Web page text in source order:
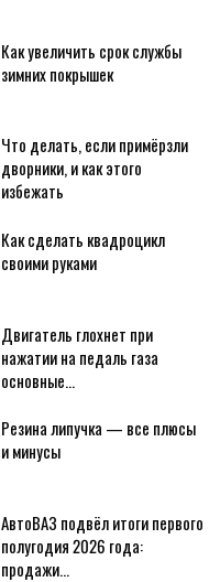
Как увеличить срок службы
зимних покрышек
Что делать, если примёрзли
дворники, и как этого
избежать
Как сделать квадроцикл
своими руками
Двигатель глохнет при
нажатии на педаль газа
основные…
Резина липучка — все плюсы
и минусы
АвтоВАЗ подвёл итоги первого
полугодия 2026 года:
продажи…